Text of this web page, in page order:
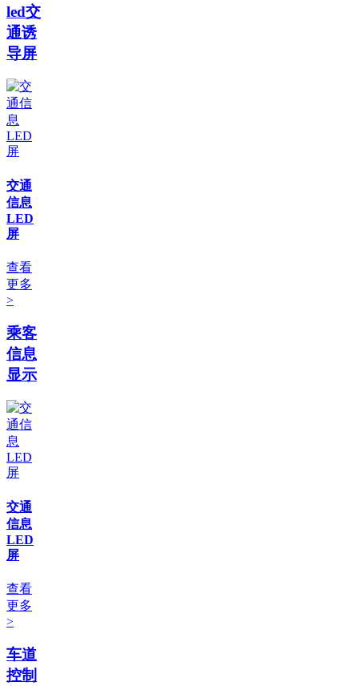
led交
通诱
导屏
交通
信息
LED
屏
查看
更多
>
乘客
信息
显示
交通
信息
LED
屏
查看
更多
>
车道
控制